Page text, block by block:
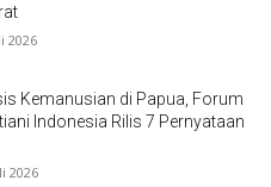
2026
Kemanusian di Papua, Forum
Indonesia Rilis 7 Pernyataan
2026